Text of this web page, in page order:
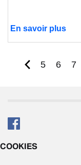
En savoir plus
Page
5 Page
6 7
COOKIES